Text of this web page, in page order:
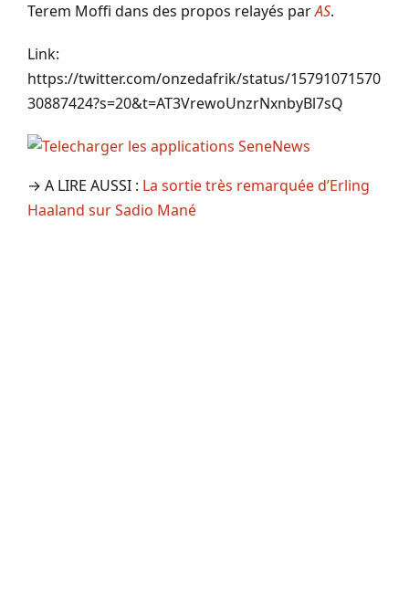
Terem Moffi dans des propos relayés parAS.
Link:
https://twitter.com/onzedafrik/status/15791071570
30887424?s=20&t=AT3VrewoUnzrNxnbyBl7sQ
→ A LIRE AUSSI : La sortie très remarquée d’Erling
Haaland sur Sadio Mané